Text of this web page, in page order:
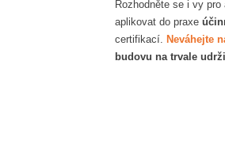
Rozhodněte se i vy
aplikovat do praxe
certifikací. Neváhejte
budovu na trvale